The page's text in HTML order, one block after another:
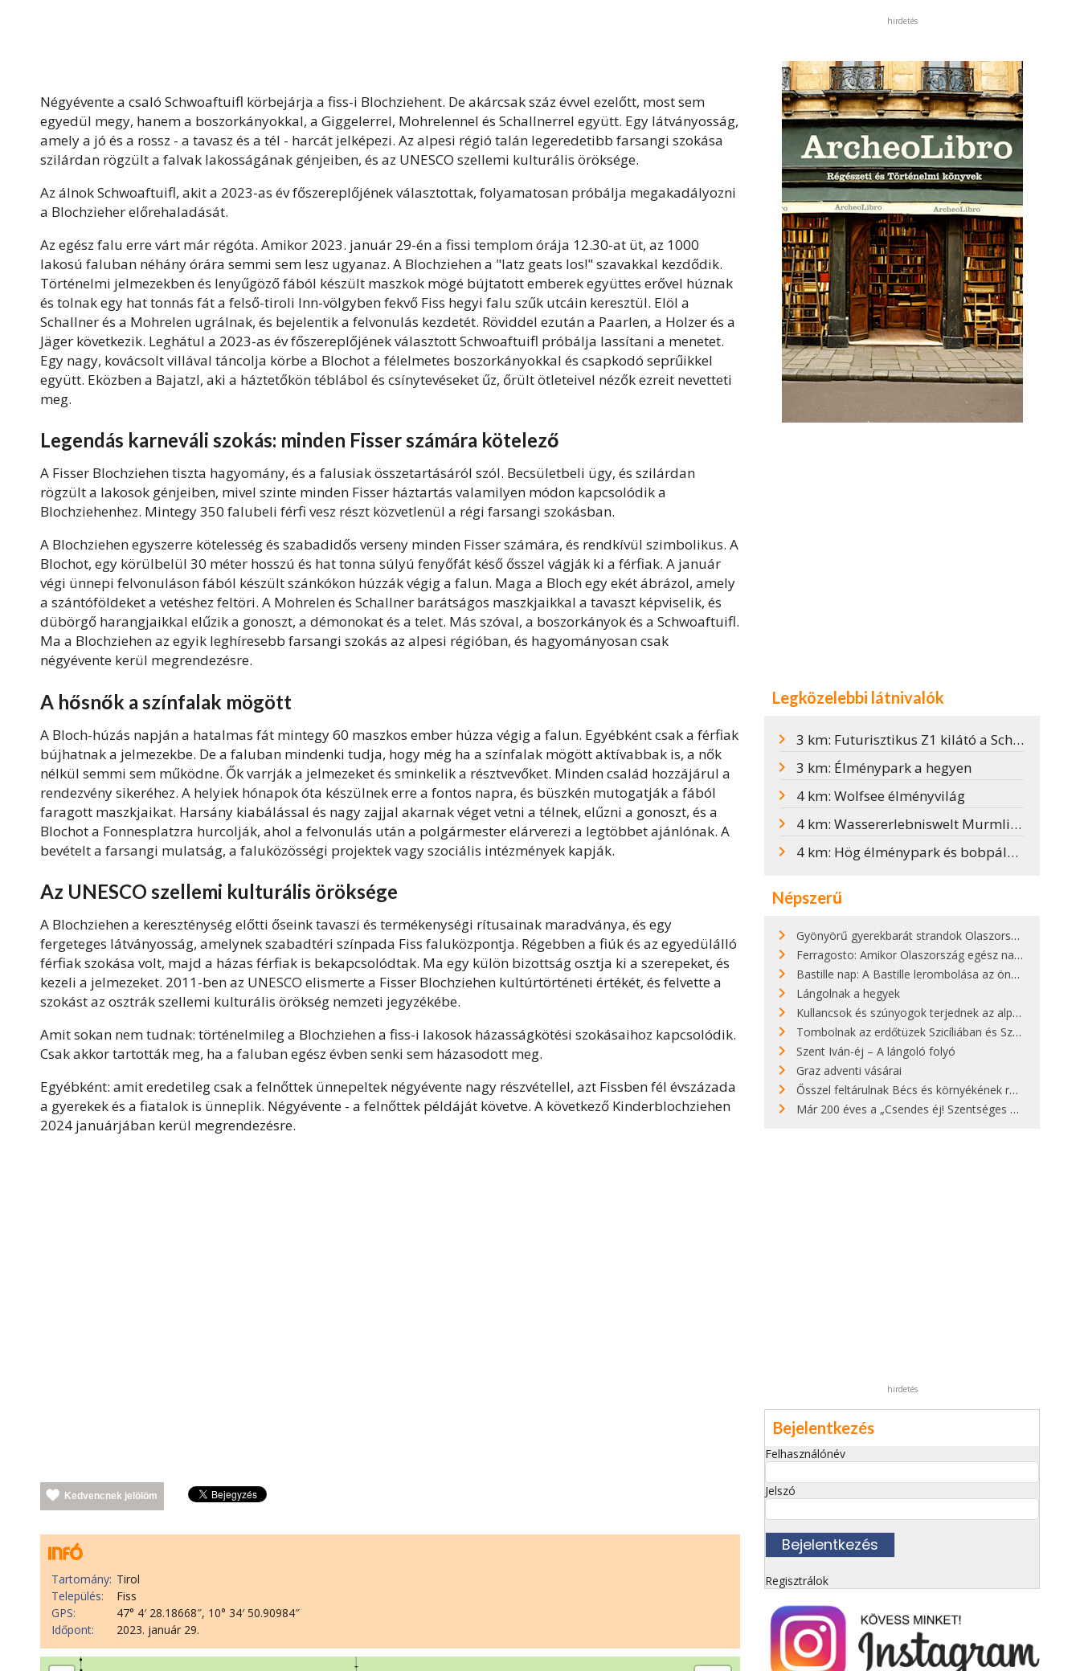
Négyévente a csaló Schwoaftuifl körbejárja a fiss-i Blochziehent. De akárcsak száz évvel ezelőtt, most sem
egyedül megy, hanem a boszorkányokkal, a Giggelerrel, Mohrelennel és Schallnerrel együtt. Egy látványosság,
amely a jó és a rossz - a tavasz és a tél - harcát jelképezi. Az alpesi régió talán legeredetibb farsangi szokása
szilárdan rögzült a falvak lakosságának génjeiben, és az UNESCO szellemi kulturális öröksége.
Az álnok Schwoaftuifl, akit a 2023-as év főszereplőjének választottak, folyamatosan próbálja megakadályozni
a Blochzieher előrehaladását.
Az egész falu erre várt már régóta. Amikor 2023. január 29-én a fissi templom órája 12.30-at üt, az 1000
lakosú faluban néhány órára semmi sem lesz ugyanaz. A Blochziehen a "latz geats los!" szavakkal kezdődik.
Történelmi jelmezekben és lenyűgöző fából készült maszkok mögé bújtatott emberek együttes erővel húznak
és tolnak egy hat tonnás fát a felső-tiroli Inn-völgyben fekvő Fiss hegyi falu szűk utcáin keresztül. Elöl a
Schallner és a Mohrelen ugrálnak, és bejelentik a felvonulás kezdetét. Röviddel ezután a Paarlen, a Holzer és a
Jäger következik. Leghátul a 2023-as év főszereplőjének választott Schwoaftuifl próbálja lassítani a menetet.
Egy nagy, kovácsolt villával táncolja körbe a Blochot a félelmetes boszorkányokkal és csapkodó seprűikkel
együtt. Eközben a Bajatzl, aki a háztetőkön téblábol és csínytevéseket űz, őrült ötleteivel nézők ezreit nevetteti
meg.
Legendás karneváli szokás: minden Fisser számára kötelező
A Fisser Blochziehen tiszta hagyomány, és a falusiak összetartásáról szól. Becsületbeli ügy, és szilárdan
rögzült a lakosok génjeiben, mivel szinte minden Fisser háztartás valamilyen módon kapcsolódik a
Blochziehenhez. Mintegy 350 falubeli férfi vesz részt közvetlenül a régi farsangi szokásban.
A Blochziehen egyszerre kötelesség és szabadidős verseny minden Fisser számára, és rendkívül szimbolikus. A
Blochot, egy körülbelül 30 méter hosszú és hat tonna súlyú fenyőfát késő ősszel vágják ki a férfiak. A január
végi ünnepi felvonuláson fából készült szánkókon húzzák végig a falun. Maga a Bloch egy ekét ábrázol, amely
a szántóföldeket a vetéshez feltöri. A Mohrelen és Schallner barátságos maszkjaikkal a tavaszt képviselik, és
dübörgő harangjaikkal elűzik a gonoszt, a démonokat és a telet. Más szóval, a boszorkányok és a Schwoaftuifl.
Ma a Blochziehen az egyik leghíresebb farsangi szokás az alpesi régióban, és hagyományosan csak
négyévente kerül megrendezésre.
A hősnők a színfalak mögött
A Bloch-húzás napján a hatalmas fát mintegy 60 maszkos ember húzza végig a falun. Egyébként csak a férfiak
bújhatnak a jelmezekbe. De a faluban mindenki tudja, hogy még ha a színfalak mögött aktívabbak is, a nők
nélkül semmi sem működne. Ők varrják a jelmezeket és sminkelik a résztvevőket. Minden család hozzájárul a
rendezvény sikeréhez. A helyiek hónapok óta készülnek erre a fontos napra, és büszkén mutogatják a fából
faragott maszkjaikat. Harsány kiabálással és nagy zajjal akarnak véget vetni a télnek, elűzni a gonoszt, és a
Blochot a Fonnesplatzra hurcolják, ahol a felvonulás után a polgármester elárverezi a legtöbbet ajánlónak. A
bevételt a farsangi mulatság, a faluközösségi projektek vagy szociális intézmények kapják.
Az UNESCO szellemi kulturális öröksége
A Blochziehen a kereszténység előtti őseink tavaszi és termékenységi rítusainak maradványa, és egy
fergeteges látványosság, amelynek szabadtéri színpada Fiss faluközpontja. Régebben a fiúk és az egyedülálló
férfiak szokása volt, majd a házas férfiak is bekapcsolódtak. Ma egy külön bizottság osztja ki a szerepeket, és
kezeli a jelmezeket. 2011-ben az UNESCO elismerte a Fisser Blochziehen kultúrtörténeti értékét, és felvette a
szokást az osztrák szellemi kulturális örökség nemzeti jegyzékébe.
Amit sokan nem tudnak: történelmileg a Blochziehen a fiss-i lakosok házasságkötési szokásaihoz kapcsolódik.
Csak akkor tartották meg, ha a faluban egész évben senki sem házasodott meg.
Egyébként: amit eredetileg csak a felnőttek ünnepeltek négyévente nagy részvétellel, azt Fissben fél évszázada
a gyerekek és a fiatalok is ünneplik. Négyévente - a felnőttek példáját követve. A következő Kinderblochziehen
2024 januárjában kerül megrendezésre.
Kedvencnek jelölöm
Tartomány: Tirol
Település:
Fiss
GPS:
47° 4′ 28.18668″, 10° 34′ 50.90984″
Időpont:
2023. január 29.
hirdetés
Legközelebbi látnivalók
3 km: Futurisztikus Z1 kilátó a Schönjoch-on
3 km: Élménypark a hegyen
4 km: Wolfsee élményvilág
4 km: Wassererlebniswelt Murmliwasser
4 km: Hög élménypark és bobpálya Serfausban
Népszerű
Gyönyörű gyerekbarát strandok Olaszországban - megmutatjuk a 15 legjobbat
Ferragosto: Amikor Olaszország egész nap nyaral
Bastille nap: A Bastille lerombolása az önkényuralom végét jelentette
Lángolnak a hegyek
Kullancsok és szúnyogok terjednek az alpesi legelőkön
Tombolnak az erdőtüzek Szicíliában és Szardínián
Szent Iván-éj – A lángoló folyó
Graz adventi vásárai
Ősszel feltárulnak Bécs és környékének rendkívüli építészeti kincsei
Már 200 éves a „Csendes éj! Szentséges éj!”
hirdetés
Bejelentkezés
Felhasználónév
Jelszó
Regisztrálok